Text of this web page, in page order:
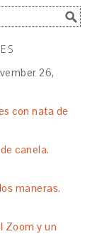
26,
con nata de
canela.
maneras.
Zoom y un